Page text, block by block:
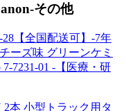
その他
【全国配送可】-7年
ーズ味 グリーンケミ
7-7231-01 -【医療・研
2本 小型トラック用タ